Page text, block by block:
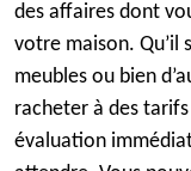
des affaires dont
votre maison. Qu’il
meubles ou bien
racheter à des
évaluation